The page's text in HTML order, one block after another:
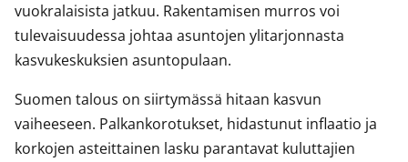
vuokralaisista jatkuu. Rakentamisen murros voi
tulevaisuudessa johtaa asuntojen ylitarjonnasta
kasvukeskuksien asuntopulaan.
Suomen talous on siirtymässä hitaan kasvun
vaiheeseen. Palkankorotukset, hidastunut inflaatio ja
korkojen asteittainen lasku parantavat kuluttajien